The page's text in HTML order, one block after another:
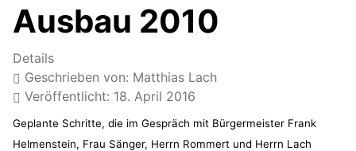
Ausbau 2010
Details
Geschrieben von: Matthias Lach
Veröffentlicht: 18. April 2016
Geplante Schritte, die im Gespräch mit Bürgermeister Frank
Helmenstein, Frau Sänger, Herrn Rommert und Herrn Lach